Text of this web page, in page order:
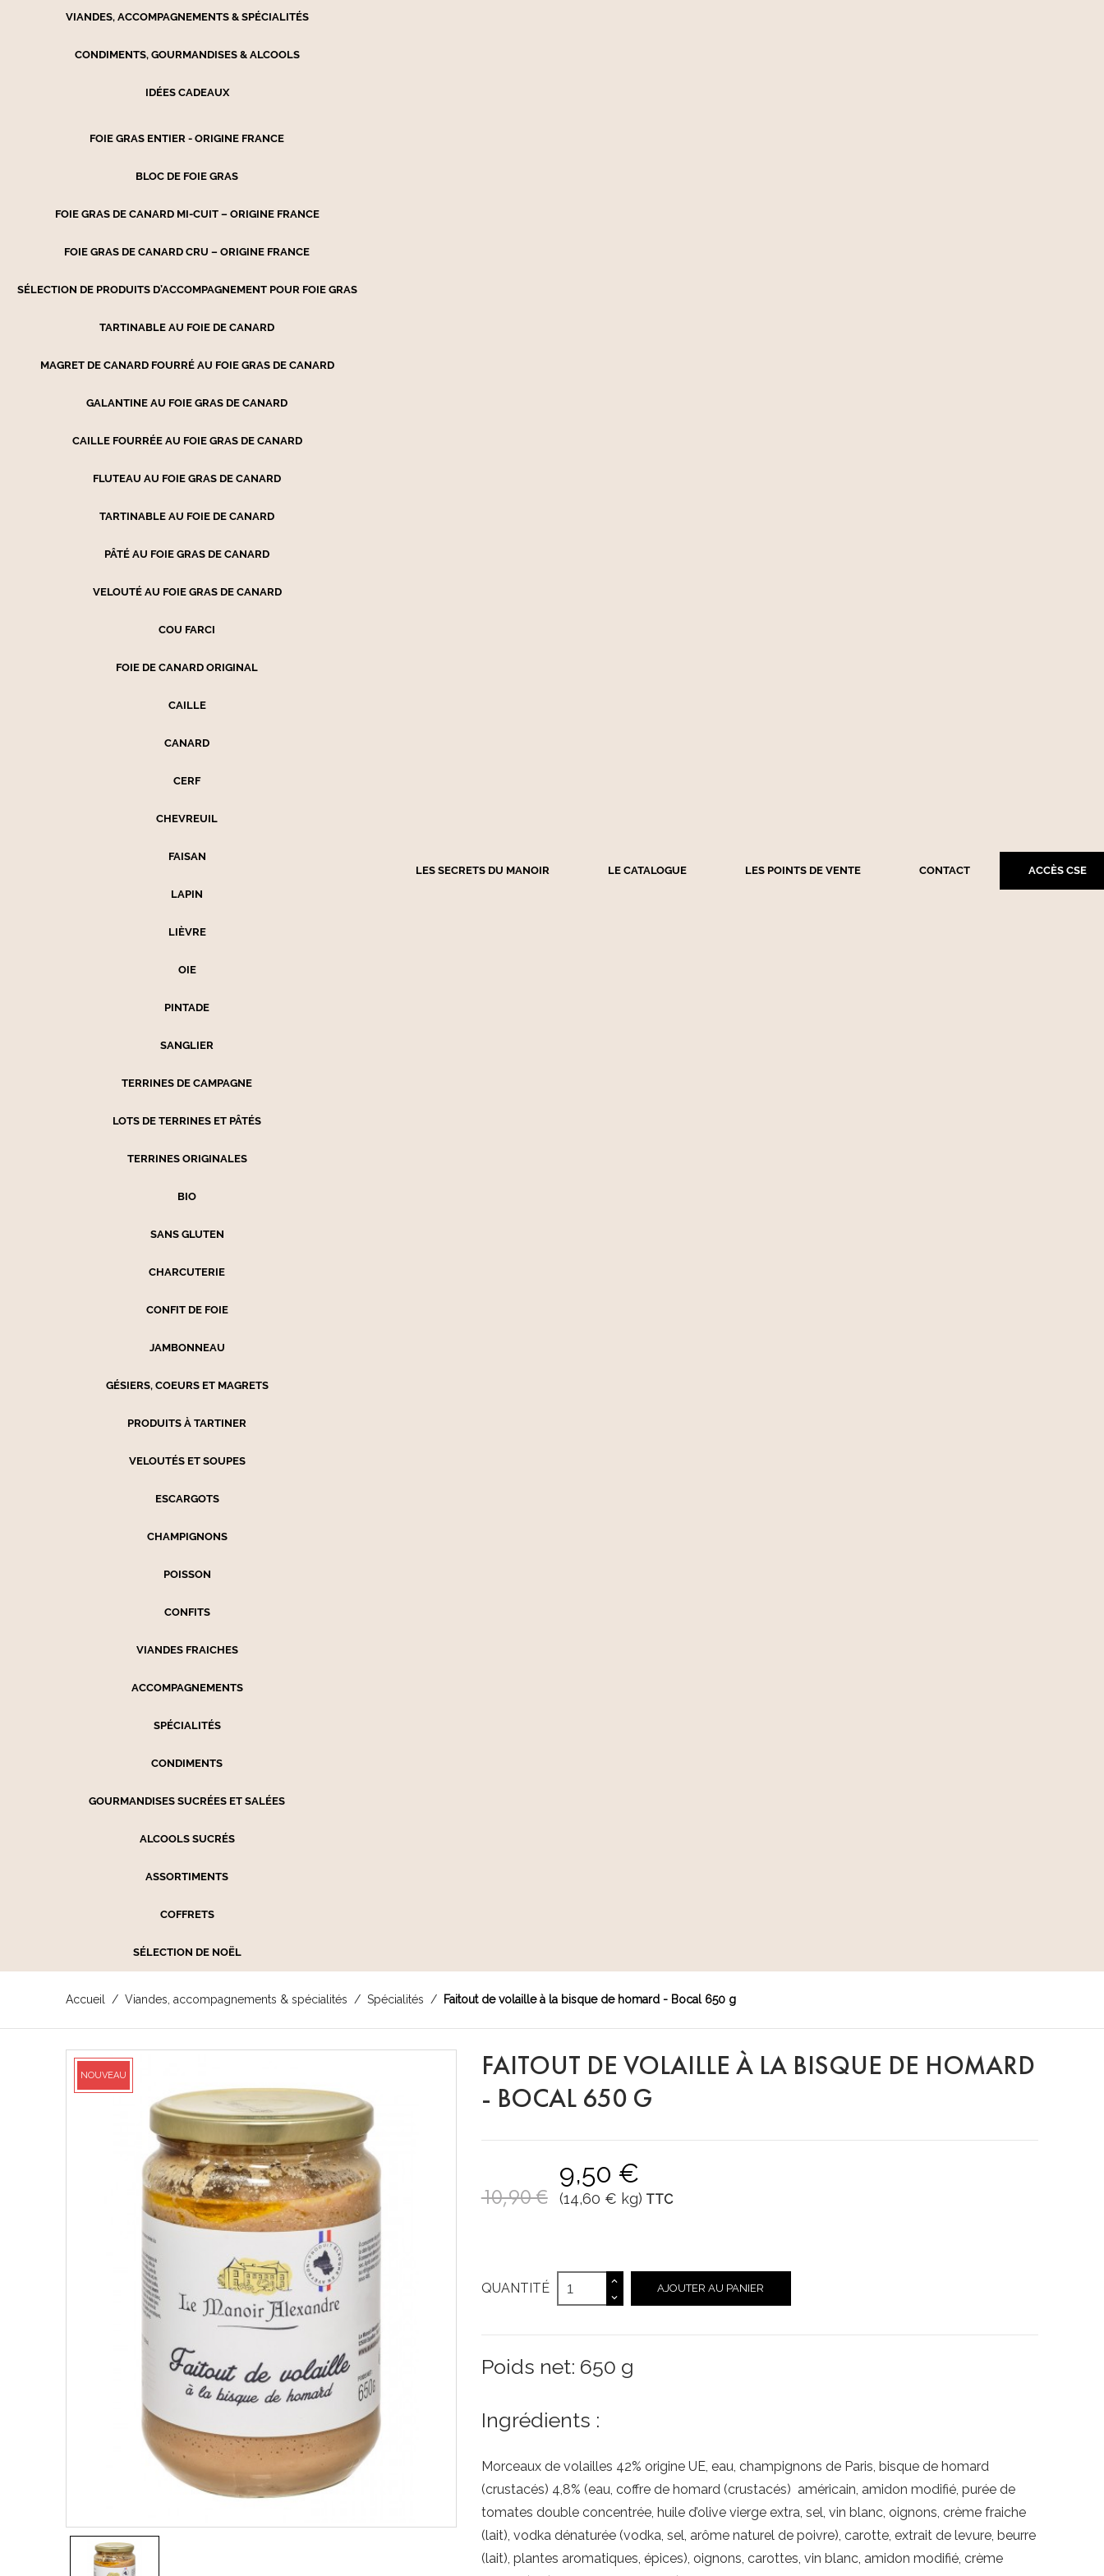
VIANDES, ACCOMPAGNEMENTS & SPÉCIALITÉS
CONDIMENTS, GOURMANDISES & ALCOOLS
IDÉES CADEAUX
FOIE GRAS ENTIER - ORIGINE FRANCE
BLOC DE FOIE GRAS
FOIE GRAS DE CANARD MI-CUIT – ORIGINE FRANCE
FOIE GRAS DE CANARD CRU – ORIGINE FRANCE
SÉLECTION DE PRODUITS D’ACCOMPAGNEMENT POUR FOIE GRAS
TARTINABLE AU FOIE DE CANARD
MAGRET DE CANARD FOURRÉ AU FOIE GRAS DE CANARD
GALANTINE AU FOIE GRAS DE CANARD
CAILLE FOURRÉE AU FOIE GRAS DE CANARD
FLUTEAU AU FOIE GRAS DE CANARD
TARTINABLE AU FOIE DE CANARD
PÂTÉ AU FOIE GRAS DE CANARD
VELOUTÉ AU FOIE GRAS DE CANARD
COU FARCI
FOIE DE CANARD ORIGINAL
CAILLE
CANARD
CERF
CHEVREUIL
FAISAN
LAPIN
LIÈVRE
OIE
PINTADE
SANGLIER
TERRINES DE CAMPAGNE
LOTS DE TERRINES ET PÂTÉS
TERRINES ORIGINALES
BIO
SANS GLUTEN
CHARCUTERIE
CONFIT DE FOIE
JAMBONNEAU
GÉSIERS, COEURS ET MAGRETS
PRODUITS À TARTINER
VELOUTÉS ET SOUPES
ESCARGOTS
CHAMPIGNONS
POISSON
CONFITS
VIANDES FRAICHES
ACCOMPAGNEMENTS
SPÉCIALITÉS
CONDIMENTS
GOURMANDISES SUCRÉES ET SALÉES
ALCOOLS SUCRÉS
ASSORTIMENTS
COFFRETS
SÉLECTION DE NOËL
LES SECRETS DU MANOIR LE CATALOGUE LES POINTS DE VENTE CONTACT ACCÈS CSE
Accueil Viandes, accompagnements & spécialités Spécialités Faitout de volaille à la bisque de homard - Bocal 650 g
NOUVEAU
FAITOUT DE VOLAILLE À LA BISQUE DE HOMARD
- BOCAL 650 G
10,90 €
9,50 €
(14,60 € kg) TTC
QUANTITÉ AJOUTER AU PANIER
Poids net: 650 g
Ingrédients :
Morceaux de volailles 42% origine UE, eau, champignons de Paris, bisque de homard
(crustacés) 4,8% (eau, coffre de homard (crustacés) américain, amidon modifié, purée de
tomates double concentrée, huile d’olive vierge extra, sel, vin blanc, oignons, crème fraiche
(lait), vodka dénaturée (vodka, sel, arôme naturel de poivre), carotte, extrait de levure, beurre
(lait), plantes aromatiques, épices), oignons, carottes, vin blanc, amidon modifié, crème